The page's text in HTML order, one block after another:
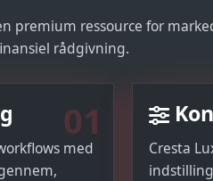
premium ressource for
rådgivning.
01
med
Cresta